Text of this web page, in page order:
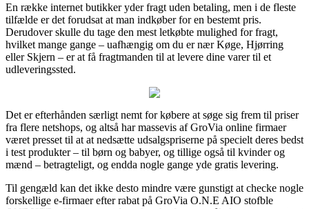
En række internet butikker yder fragt uden betaling, men i de fleste
tilfælde er det forudsat at man indkøber for en bestemt pris.
Derudover skulle du tage den mest letkøbte mulighed for fragt,
hvilket mange gange – uafhængig om du er nær Køge, Hjørring
eller Skjern – er at få fragtmanden til at levere dine varer til et
udleveringssted.
Det er efterhånden særligt nemt for købere at søge sig frem til priser
fra flere netshops, og altså har massevis af GroVia online firmaer
været presset til at at nedsætte udsalgspriserne på specielt deres bedst
i test produkter – til børn og babyer, og tillige også til kvinder og
mænd – betragteligt, og endda nogle gange yde gratis levering.
Til gengæld kan det ikke desto mindre være gunstigt at checke nogle
forskellige e-firmaer efter rabat på GroVia O.N.E AIO stofble